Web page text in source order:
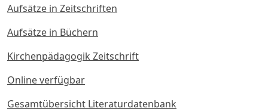
Aufsätze in Zeitschriften
Aufsätze in Büchern
Kirchenpädagogik Zeitschrift
Online verfügbar
Gesamtübersicht Literaturdatenbank